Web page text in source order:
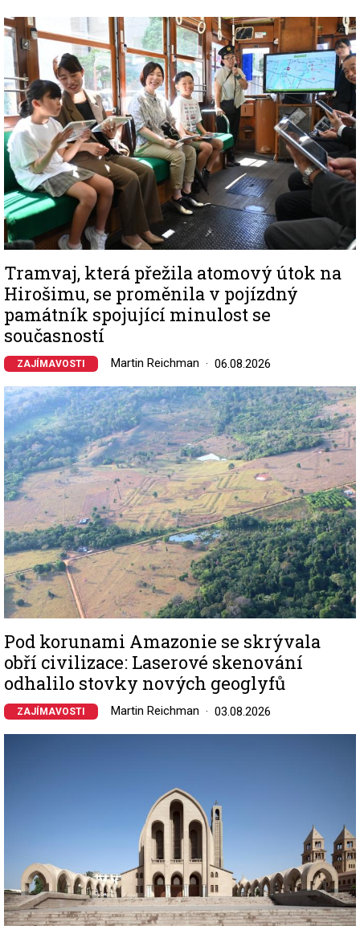
Image
Tramvaj, která přežila atomový útok na
Hirošimu, se proměnila v pojízdný
památník spojující minulost se
současností
ZAJÍMAVOSTI Martin Reichman 06.08.2026
Image
Pod korunami Amazonie se skrývala
obří civilizace: Laserové skenování
odhalilo stovky nových geoglyfů
ZAJÍMAVOSTI Martin Reichman 03.08.2026